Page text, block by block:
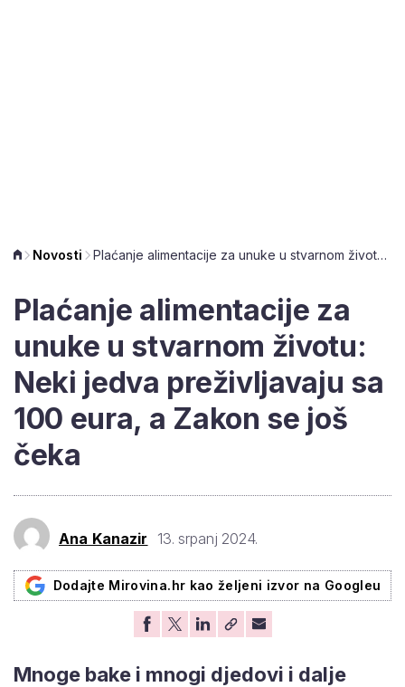
Novosti Plaćanje alimentacije za unuke u stvarnom životu: Neki jedva preživljavaju sa 100 eura, a Zakon se još čeka
Plaćanje alimentacije za
unuke u stvarnom životu:
Neki jedva preživljavaju sa
100 eura, a Zakon se još
čeka
Ana Kanazir 13. srpanj 2024.
Dodajte Mirovina.hr kao željeni izvor na Googleu
Mnoge bake i mnogi djedovi i dalje